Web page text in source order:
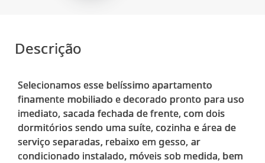
Descrição
Selecionamos esse belíssimo apartamento
finamente mobiliado e decorado pronto para uso
imediato, sacada fechada de frente, com dois
dormitórios sendo uma suíte, cozinha e área de
serviço separadas, rebaixo em gesso, ar
condicionado instalado, móveis sob medida, bem